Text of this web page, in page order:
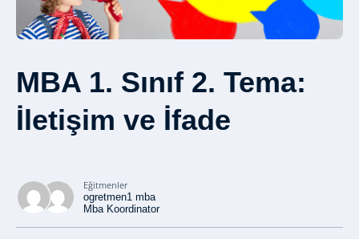
MBA 1. Sınıf 2. Tema:
İletişim ve İfade
Eğitmenler
ogretmen1 mba
Mba Koordinator